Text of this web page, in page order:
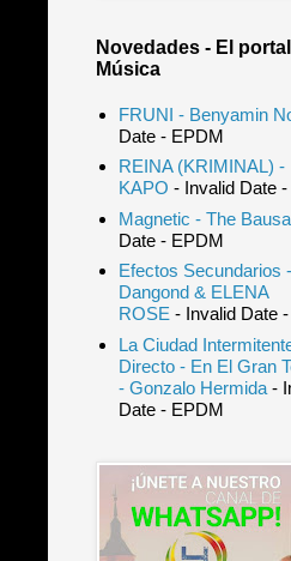
Novedades - El
Música
FRUNI - Benyamin
Date- EPDM
REINA (KRIMINAL) -
KAPO - Invalid Date-
Magnetic - The Bausa
Date- EPDM
Efectos Secundarios
Dangond & ELENA
ROSE - Invalid Date-
La Ciudad
Directo - En El Gran
- Gonzalo Hermida-
Date- EPDM